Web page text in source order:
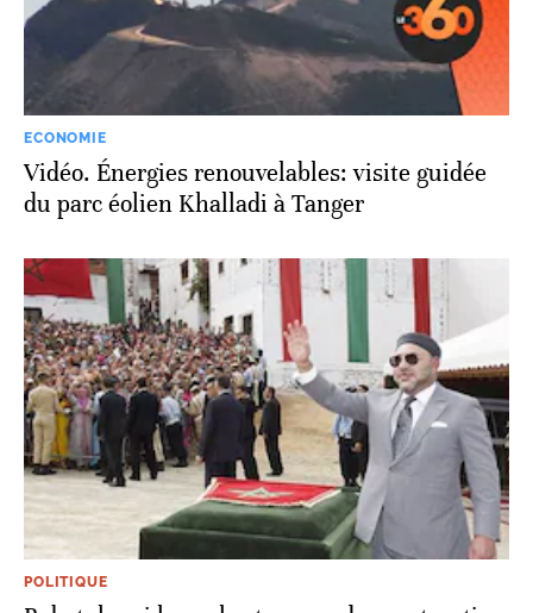
ECONOMIE
Vidéo. Énergies renouvelables: visite guidée
du parc éolien Khalladi à Tanger
POLITIQUE